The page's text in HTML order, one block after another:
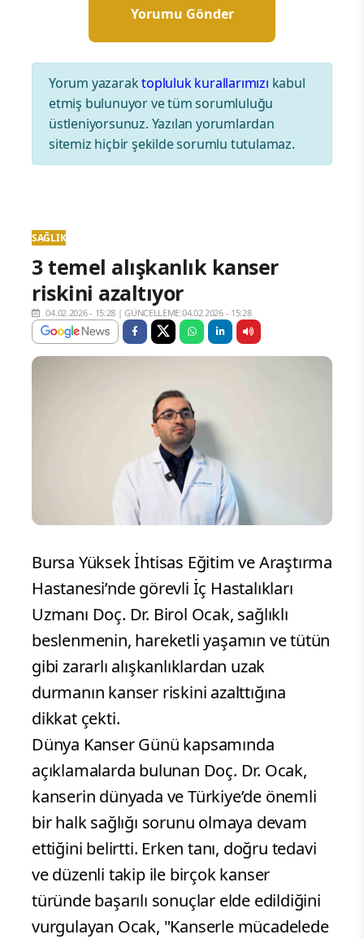
Yorum yazaraktopluluk kurallarımızı kabul
etmiş bulunuyor ve tüm sorumluluğu
üstleniyorsunuz. Yazılan yorumlardan
sitemiz hiçbir şekilde sorumlu tutulamaz.
SAĞLIK
3 temel alışkanlık kanser
riskini azaltıyor
04.02.2026 - 15:28 |GÜNCELLEME:04.02.2026 - 15:28
Bursa Yüksek İhtisas Eğitim ve Araştırma
Hastanesi’nde görevli İç Hastalıkları
Uzmanı Doç. Dr. Birol Ocak, sağlıklı
beslenmenin, hareketli yaşamın ve tütün
gibi zararlı alışkanlıklardan uzak
durmanın kanser riskini azalttığına
dikkat çekti.
Dünya Kanser Günü kapsamında
açıklamalarda bulunan Doç. Dr. Ocak,
kanserin dünyada ve Türkiye’de önemli
bir halk sağlığı sorunu olmaya devam
ettiğini belirtti. Erken tanı, doğru tedavi
ve düzenli takip ile birçok kanser
türünde başarılı sonuçlar elde edildiğini
vurgulayan Ocak, "Kanserle mücadelede